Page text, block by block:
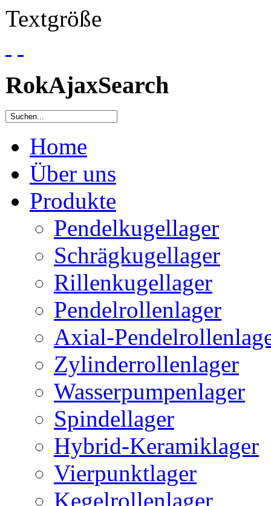
Textgröße
RokAjaxSearch
Home
Über uns
Produkte
Pendelkugellager
Schrägkugellager
Rillenkugellager
Pendelrollenlager
Axial-
Zylinderrollenlager
Wasserpumpenlager
Spindellager
Hybrid-Keramiklager
Vierpunktlager
Kegelrollenlager